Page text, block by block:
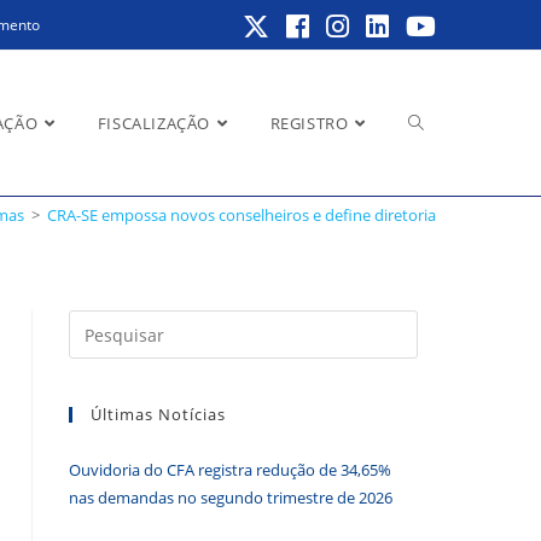
FISCALIZAÇÃO REGISTRO Alternar
do
> CRA-SE empossa novos conselheiros e define diretoria
a
Últimas Notícias
Ouvidoria do CFA registra redução de 34,65%
nas demandas no segundo trimestre de 2026